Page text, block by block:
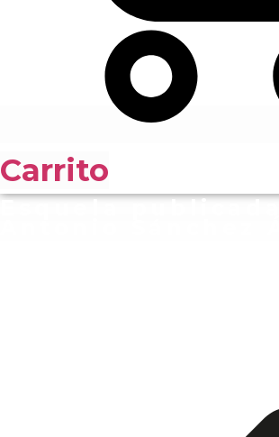
Carrito